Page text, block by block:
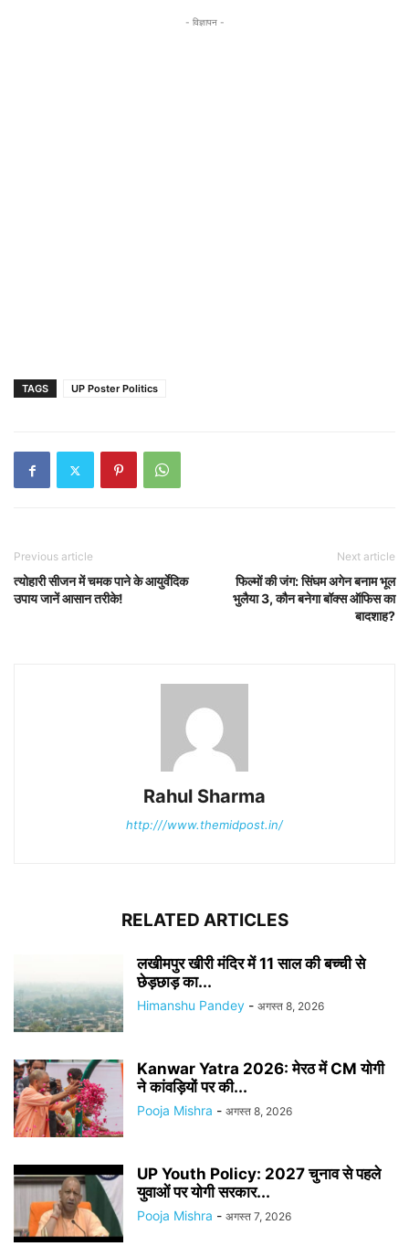
- विज्ञापन -
TAGS UP Poster Politics
Previous article
त्योहारी सीजन में चमक पाने के आयुर्वेदिक
उपाय जानें आसान तरीके!
Next article
फिल्मों की जंग: सिंघम अगेन बनाम भूल
भुलैया 3, कौन बनेगा बॉक्स ऑफिस का
बादशाह?
Rahul Sharma
http:///www.themidpost.in/
RELATED ARTICLES
लखीमपुर खीरी मंदिर में 11 साल की बच्ची से
छेड़छाड़ का...
Himanshu Pandey - अगस्त 8, 2026
Kanwar Yatra 2026: मेरठ में CM योगी
ने कांवड़ियों पर की...
Pooja Mishra - अगस्त 8, 2026
UP Youth Policy: 2027 चुनाव से पहले
युवाओं पर योगी सरकार...
Pooja Mishra - अगस्त 7, 2026